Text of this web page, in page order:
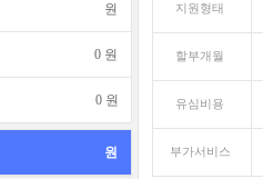
원
0원
0원
원
지원형태
할부개월
유심비용
부가서비스